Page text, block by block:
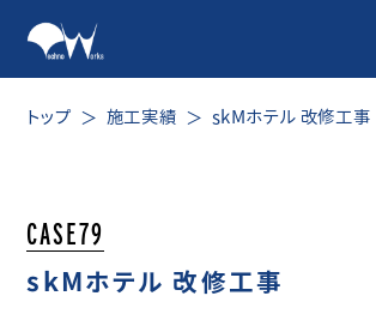
トップ 施工実績 skMホテル 改修工事
CASE79
skMホテル 改修工事